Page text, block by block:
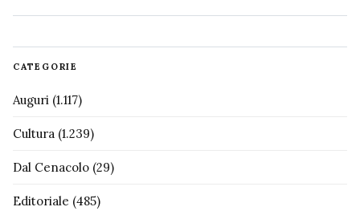
CATEGORIE
Auguri (1.117)
Cultura (1.239)
Dal Cenacolo (29)
Editoriale (485)